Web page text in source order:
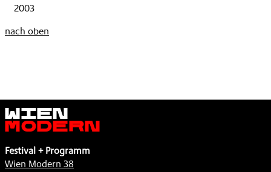
2003
nach oben
Wien
Modern
Festival + Programm
Wien Modern 38